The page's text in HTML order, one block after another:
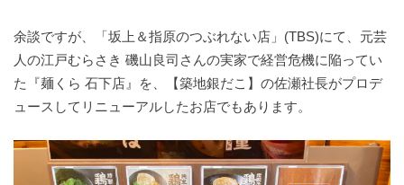
余談ですが、「坂上＆指原のつぶれない店」(TBS)にて、元芸
人の江戸むらさき 磯山良司さんの実家で経営危機に陥ってい
た『麺くら 石下店』を、【築地銀だこ】の佐瀬社長がプロデ
ュースしてリニューアルしたお店でもあります。